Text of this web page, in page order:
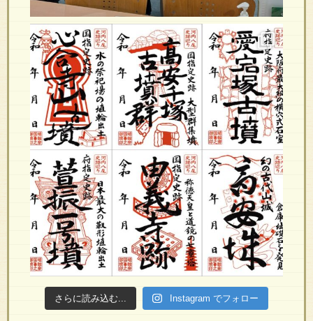
さらに読み込む... Instagram でフォロー